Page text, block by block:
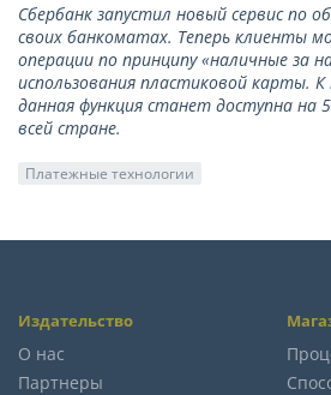
Сбербанк запустил новый сервис по
своих банкоматах. Теперь клиенты
операции по принципу «наличные за
использования пластиковой карты. К
данная функция станет доступна на
всей стране.
Платежные технологии
Издательство
О нас
Партнеры